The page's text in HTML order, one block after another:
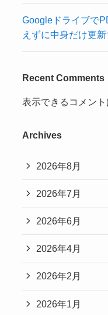
Googleドライブで
えずに中身だけ更
Recent Comments
表示できるコメント
Archives
2026年8月
2026年7月
2026年6月
2026年4月
2026年2月
2026年1月